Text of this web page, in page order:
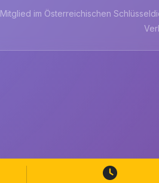
Mitglied im Österreichischen